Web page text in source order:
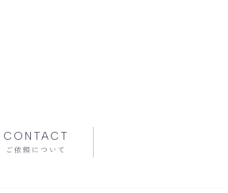
CONTACT
ご依頼について